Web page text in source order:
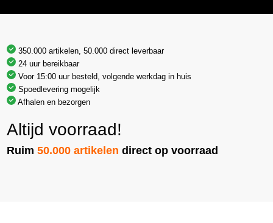
350.000 artikelen, 50.000 direct leverbaar
24 uur bereikbaar
Voor 15:00 uur besteld, volgende werkdag in huis
Spoedlevering mogelijk
Afhalen en bezorgen
Altijd voorraad!
Ruim50.000 artikelen direct op voorraad